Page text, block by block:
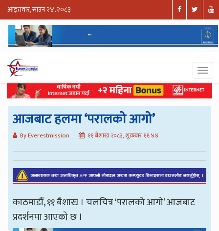
आइतवार, साउन २४, २०८३
आजबाट हलमा ‘परालको आगो’
By Everestmission ११ बैशाख २०८३, शुक्रबार ११:४४
काठमाडौँ, ११ बैशाख । चलचित्र ‘परालको आगो’ आजबाट
प्रदर्शनमा आएको छ ।